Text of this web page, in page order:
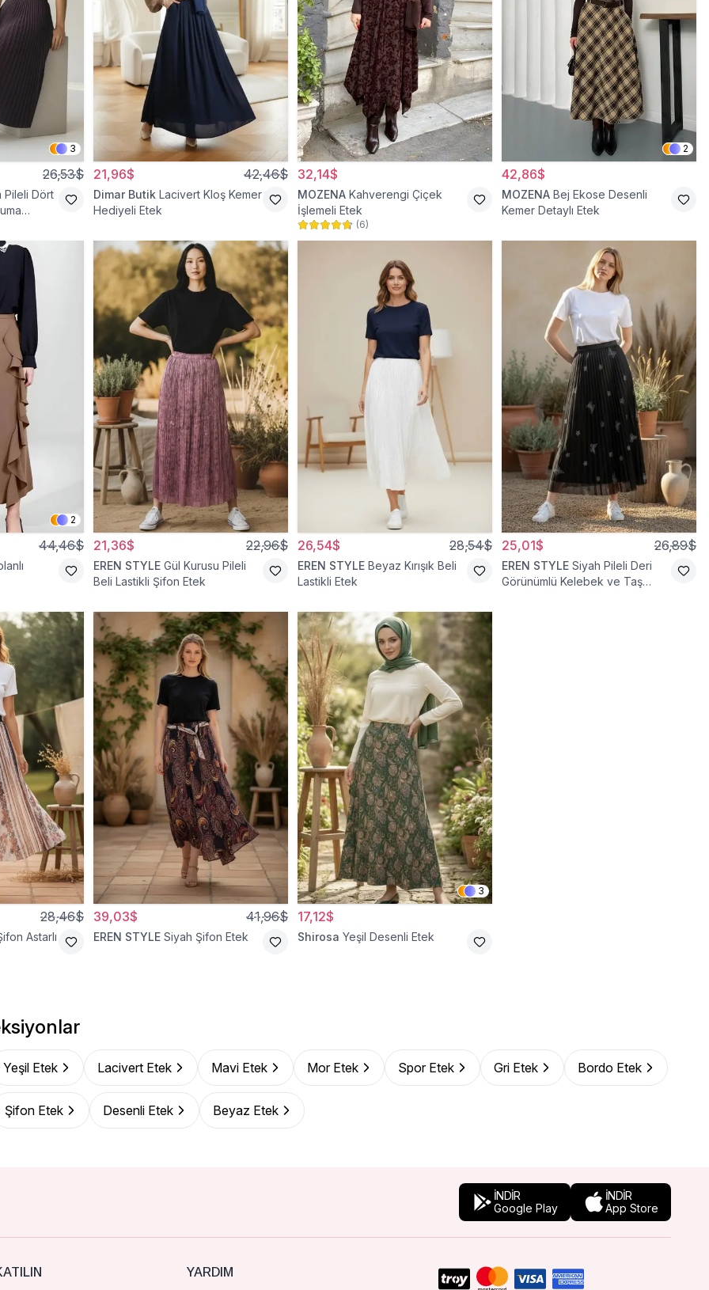
3
26,53$
Pileli Dört
21,96$ 42,46$
Dimar Butik Lacivert Kloş Kemer
Hediyeli Etek
32,14$
MOZENA Kahverengi Çiçek
İşlemeli Etek
(6)
2
42,86$
MOZENA Bej Ekose Desenli
Kemer Detaylı Etek
2
44,46$ 21,36$ 22,96$
EREN STYLE Gül Kurusu Pileli
Beli Lastikli Şifon Etek
26,54$ 28,54$
EREN STYLE Beyaz Kırışık Beli
Lastikli Etek
25,01$ 26,89$
EREN STYLE Siyah Pileli Deri
Görünümlü Kelebek ve Taş
28,46$
Astarlı
39,03$ 41,96$
EREN STYLE Siyah Şifon Etek
3
17,12$
Shirosa Yeşil Desenli Etek
Yeşil Etek Lacivert Etek Mavi Etek Mor Etek Spor Etek Gri Etek Bordo Etek
Şifon Etek Desenli Etek Beyaz Etek
İNDİR
Google Play
İNDİR
App Store
YARDIM